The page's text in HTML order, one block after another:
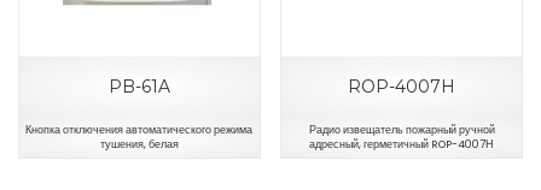
PB-61A
Кнопка отключения автоматического режима
тушения, белая
ROP-4007H
Радио извещатель пожарный ручной
адресный, герметичный ROP-4007Н